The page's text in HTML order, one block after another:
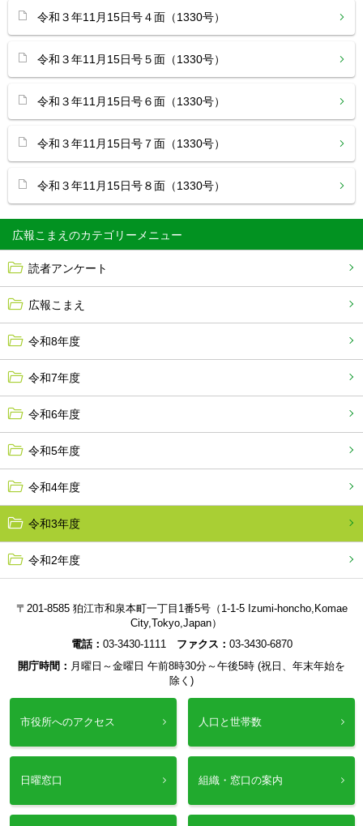
広報こまえ
読者アンケート
広報こまえ
令和8年度
令和7年度
令和6年度
令和5年度
令和4年度
令和3年度
令和2年度
令和３年11月15日号４面（1330号）
令和３年11月15日号５面（1330号）
令和３年11月15日号６面（1330号）
令和３年11月15日号７面（1330号）
令和３年11月15日号８面（1330号）
〒201-8585 狛江市和泉本町一丁目1番5号（1-1-5 Izumi-honcho,Komae
City,Tokyo,Japan）
電話： 03-3430-1111 ファクス： 03-3430-6870
開庁時間： 月曜日～金曜日 午前8時30分～午後5時 (祝日、年末年始を
除く)
市役所へのアクセス 人口と世帯数
日曜窓口 組織・窓口の案内